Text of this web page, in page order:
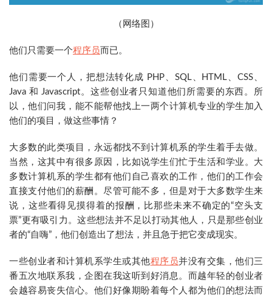
（网络图）
他们只需要一个程序员而已。
他们需要一个人，把想法转化成 PHP、SQL、HTML、CSS、
Java 和 Javascript。这些创业者只知道他们所需要的东西。所
以，他们问我，能不能帮他找上一两个计算机专业的学生加入
他们的项目，做这些事情？
大多数的此类项目，永远都找不到计算机系的学生着手去做。
当然，这其中有很多原因，比如说学生们忙于生活和学业。大
多数计算机系的学生都有他们自己喜欢的工作，他们的工作会
直接支付他们的薪酬。尽管可能不多，但是对于大多数学生来
说，这些看得见摸得着的报酬，比那些未来不确定的“空头支
票”更有吸引力。这些想法并不足以打动其他人，只是那些创业
者的“自嗨”，他们创造出了想法，并且急于把它变成现实。
一些创业者和计算机系学生或其他程序员并没有交集，他们三
番五次地联系我，企图在我这听到好消息。而越年轻的创业者
会越容易丧失信心。他们好像期盼着每个人都为他们的想法而